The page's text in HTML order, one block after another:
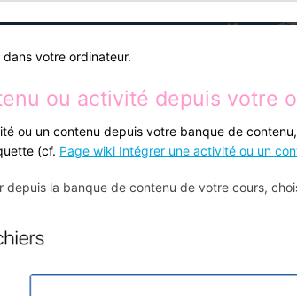
votre ordinateur.
ou activité depuis votre
ou un contenu depuis votre banque de
(cf. Page wiki Intégrer une activité ou un
depuis la banque de contenu de votre cours,